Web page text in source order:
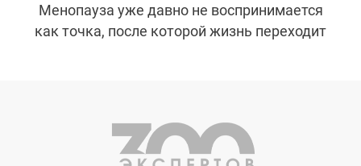
Менопауза уже давно не воспринимается
как точка, после которой жизнь переходит
себя на тридцать, а в зеркале неожиданно
обнаруживают человека с другим